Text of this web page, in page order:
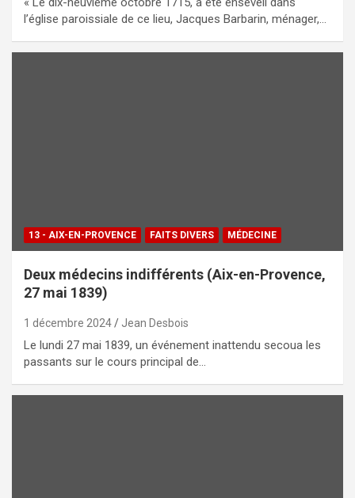
l’église paroissiale de ce lieu, Jacques Barbarin, ménager,…
13 - AIX-EN-PROVENCE FAITS DIVERS MÉDECINE
Deux médecins indifférents (Aix-en-Provence,
27 mai 1839)
1 décembre 2024 Jean Desbois
Le lundi 27 mai 1839, un événement inattendu secoua les
passants sur le cours principal de…